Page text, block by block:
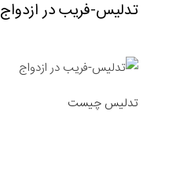
تدلیس-فریب در ازدواج
تدلیس چیست